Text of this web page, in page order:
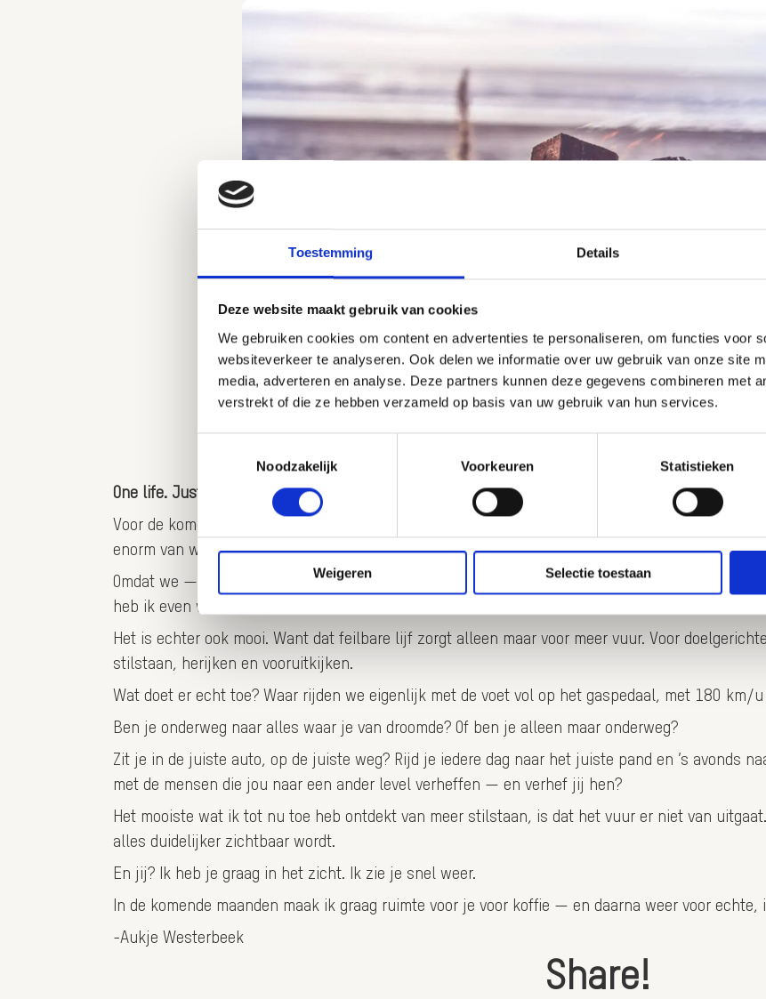
Toestemming Details
Deze website maakt gebruik van cookies
We gebruiken cookies om content en advertenties te personaliseren, om functies voor
websiteverkeer te analyseren. Ook delen we informatie over uw gebruik van onze site
media, adverteren en analyse. Deze partners kunnen deze gegevens combineren met
verstrekt of die ze hebben verzameld op basis van uw gebruik van hun services.
Noodzakelijk
Voorkeuren Statistieken
Weigeren Selectie toestaan
One life. Just one. Why aren’t we running like we’re on fire towards everything we dream of?
Voor de komende tijd is dit mijn laatste blog binnen de context van ISA GROUP. Wat
enorm van werken. Ik houd van wat ik doe, voor wie ik het doe en met wie ik het doe. En toch
Omdat we — voor zover ik weet — één leven krijgen. In ieder geval per keer. En maar één
heb ik even wat aan te fixen.
Het is echter ook mooi. Want dat feilbare lijf zorgt alleen maar voor meer vuur. Voor
stilstaan, herijken en vooruitkijken.
Wat doet er echt toe? Waar rijden we eigenlijk met de voet vol op het gaspedaal, met 180 km/
Ben je onderweg naar alles waar je van droomde? Of ben je alleen maar onderweg?
Zit je in de juiste auto, op de juiste weg? Rijd je iedere dag naar het juiste pand en ’s avonds
met de mensen die jou naar een ander level verheffen — en verhef jij hen?
Het mooiste wat ik tot nu toe heb ontdekt van meer stilstaan, is dat het vuur er niet van
alles duidelijker zichtbaar wordt.
En jij? Ik heb je graag in het zicht. Ik zie je snel weer.
In de komende maanden maak ik graag ruimte voor je voor koffie — en daarna weer voor
-Aukje Westerbeek
Share!